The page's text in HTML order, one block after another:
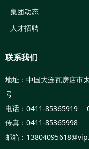
集团动态
人才招聘
联系我们
地址：中国大连瓦房店市
号
电话：0411-85365919
传真：0411-85365998
邮箱：